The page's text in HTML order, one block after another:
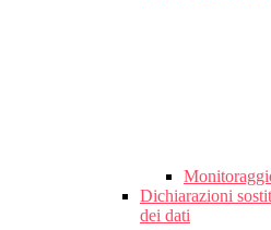
Dichiarazioni
dei dati